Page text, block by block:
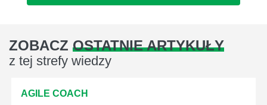
ZOBACZ OSTATNIE ARTYKUŁY
z tej strefy wiedzy
AGILE COACH